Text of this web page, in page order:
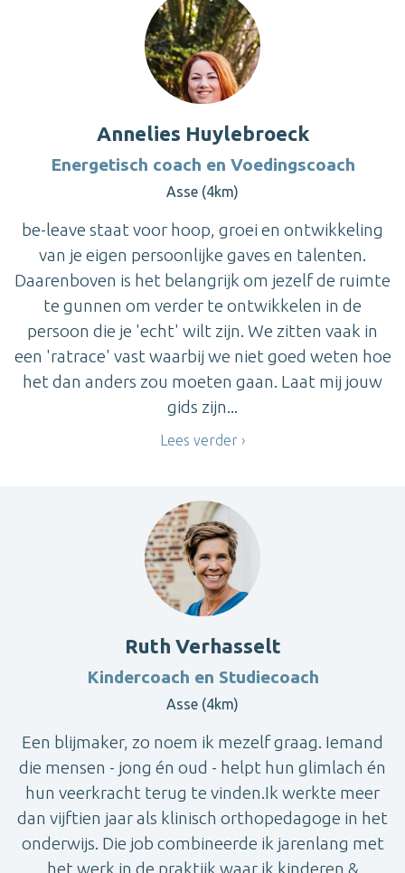
Annelies Huylebroeck
Energetisch coach en Voedingscoach
Asse (4km)
be-leave staat voor hoop, groei en ontwikkeling
van je eigen persoonlijke gaves en talenten.
Daarenboven is het belangrijk om jezelf de ruimte
te gunnen om verder te ontwikkelen in de
persoon die je 'echt' wilt zijn. We zitten vaak in
een 'ratrace' vast waarbij we niet goed weten hoe
het dan anders zou moeten gaan. Laat mij jouw
gids zijn...
Lees verder
Ruth Verhasselt
Kindercoach en Studiecoach
Asse (4km)
Een blijmaker, zo noem ik mezelf graag. Iemand
die mensen - jong én oud - helpt hun glimlach én
hun veerkracht terug te vinden.Ik werkte meer
dan vijftien jaar als klinisch orthopedagoge in het
onderwijs. Die job combineerde ik jarenlang met
het werk in de praktijk waar ik kinderen &